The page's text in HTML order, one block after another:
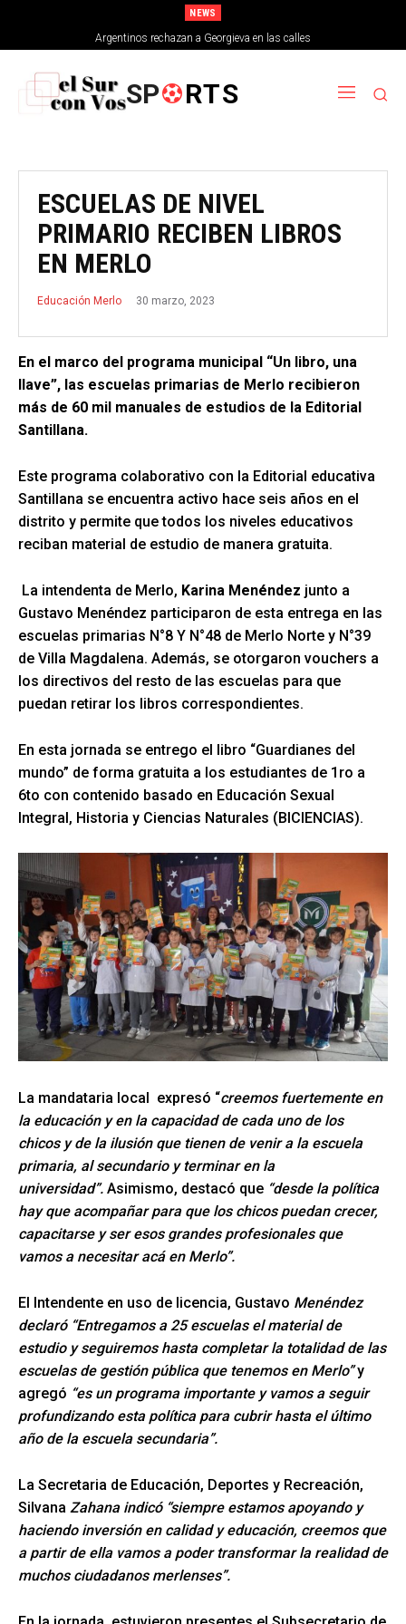
NEWS
Argentinos rechazan a Georgieva en las calles
SP RTS
ESCUELAS DE NIVEL
PRIMARIO RECIBEN LIBROS
EN MERLO
Educación Merlo 30 marzo, 2023
En el marco del programa municipal “Un libro, una
llave”, las escuelas primarias de Merlo recibieron
más de 60 mil manuales de estudios de la Editorial
Santillana.
Este programa colaborativo con la Editorial educativa
Santillana se encuentra activo hace seis años en el
distrito y permite que todos los niveles educativos
reciban material de estudio de manera gratuita.
La intendenta de Merlo, Karina Menéndez junto a
Gustavo Menéndez participaron de esta entrega en las
escuelas primarias N°8 Y N°48 de Merlo Norte y N°39
de Villa Magdalena. Además, se otorgaron vouchers a
los directivos del resto de las escuelas para que
puedan retirar los libros correspondientes.
En esta jornada se entrego el libro “Guardianes del
mundo” de forma gratuita a los estudiantes de 1ro a
6to con contenido basado en Educación Sexual
Integral, Historia y Ciencias Naturales (BICIENCIAS).
La mandataria local expresó “creemos fuertemente en
la educación y en la capacidad de cada uno de los
chicos y de la ilusión que tienen de venir a la escuela
primaria, al secundario y terminar en la
universidad”. Asimismo, destacó que “desde la política
hay que acompañar para que los chicos puedan crecer,
capacitarse y ser esos grandes profesionales que
vamos a necesitar acá en Merlo”.
El Intendente en uso de licencia, Gustavo Menéndez
declaró “Entregamos a 25 escuelas el material de
estudio y seguiremos hasta completar la totalidad de las
escuelas de gestión pública que tenemos en Merlo”y
agregó “es un programa importante y vamos a seguir
profundizando esta política para cubrir hasta el último
año de la escuela secundaria”.
La Secretaria de Educación, Deportes y Recreación,
Silvana Zahana indicó “siempre estamos apoyando y
haciendo inversión en calidad y educación, creemos que
a partir de ella vamos a poder transformar la realidad de
muchos ciudadanos merlenses”.